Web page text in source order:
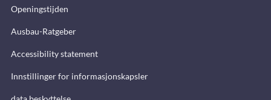
Openingstijden
Ausbau-Ratgeber
Accessibility statement
Innstillinger for informasjonskapsler